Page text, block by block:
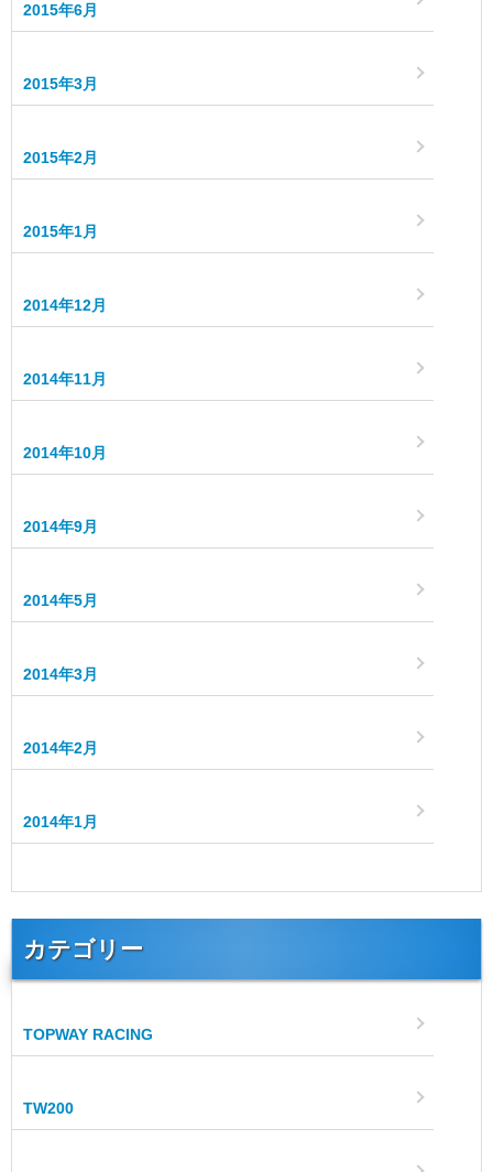
2015年6月
2015年3月
2015年2月
2015年1月
2014年12月
2014年11月
2014年10月
2014年9月
2014年5月
2014年3月
2014年2月
2014年1月
カテゴリー
TOPWAY RACING
TW200